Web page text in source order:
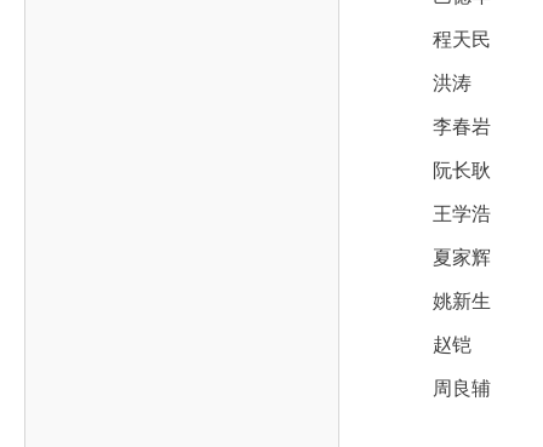
程天民
洪涛
李春岩
阮长耿
王学浩
夏家辉
姚新生
赵铠
周良辅